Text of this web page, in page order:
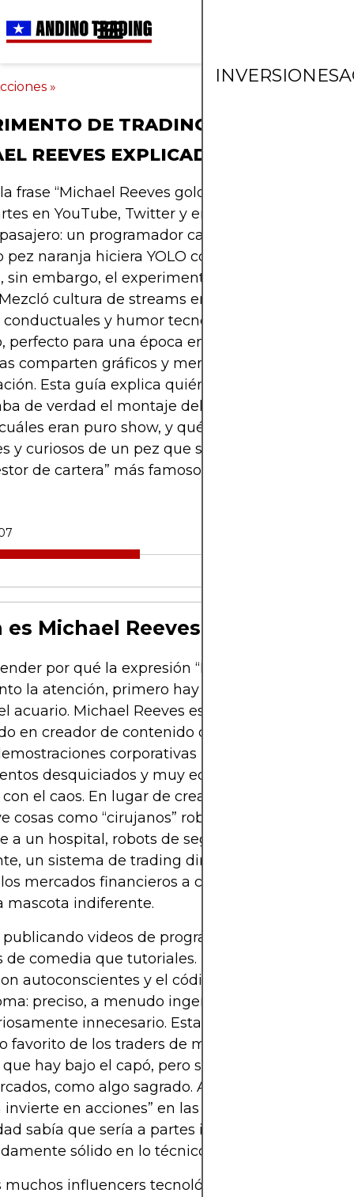
INVERSIONES
»
DE TRADING DEL
REEVES EXPLICADO
frase “Michael Reeves goldfish” empezó a
en YouTube, Twitter y en memes
un programador caótico dejando que
pez naranja hiciera YOLO con su plata en bolsa.
sin embargo, el experimento fue mucho más
cultura de streams en vivo, trading
conductuales y humor tecnológico negro en un
perfecto para una época en la que los inversores
comparten gráficos y memes en la misma
Esta guía explica quién es Michael Reeves,
de verdad el montaje del acuario, qué riesgos
eran puro show, y qué pueden aprender
y curiosos de un pez que se convirtió, por un
de cartera” más famoso de internet.
es Michael Reeves
por qué la expresión “Michael Reeves
la atención, primero hay que entender a la
acuario. Michael Reeves es un desarrollador de
en creador de contenido que construyó su
corporativas pulidas, sino con
desquiciados y muy editados en los que el
el caos. En lugar de crear aplicaciones
cosas como “cirujanos” robóticos que jamás
a un hospital, robots de seguimiento con láser
un sistema de trading dirigido por un pez
mercados financieros a compartir plano con
mascota indiferente.
videos de programación que
de comedia que tutoriales. El montaje es rápido,
autoconscientes y el código hace de
preciso, a menudo ingenioso y luego
innecesario. Esta fórmula lo convirtió
favorito de los traders de memes: alguien que
hay bajo el capó, pero se niega a tratar la
como algo sagrado. Así que cuando les
invierte en acciones” en las recomendaciones, su
sabía que sería a partes iguales absurdo e
sólido en lo técnico.
muchos influencers tecnológicos se presentan